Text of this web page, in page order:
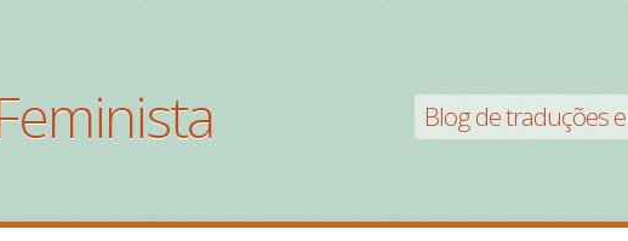
Blog de traduções